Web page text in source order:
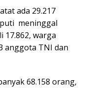
ada 29.217
meninggal
17.862, warga
anggota TNI dan
68.158 orang,